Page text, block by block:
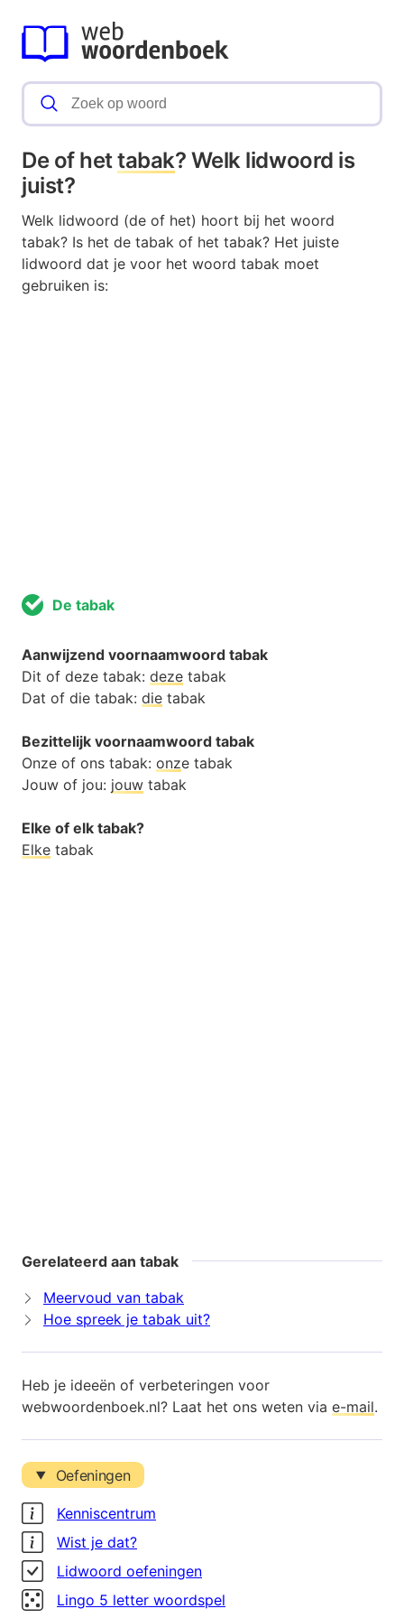
De of hettabak? Welk lidwoord is
juist?
Welk lidwoord (de of het) hoort bij het woord
tabak? Is het de tabak of het tabak? Het juiste
lidwoord dat je voor het woord tabak moet
gebruiken is:
De tabak
Aanwijzend voornaamwoord tabak
Dit of deze tabak: deze tabak
Dat of die tabak: die tabak
Bezittelijk voornaamwoord tabak
Onze of ons tabak: onze tabak
Jouw of jou: jouw tabak
Elke of elk tabak?
Elke tabak
Gerelateerd aan tabak
Meervoud van tabak
Hoe spreek je tabak uit?
Heb je ideeën of verbeteringen voor
webwoordenboek.nl? Laat het ons weten via e-mail.
Oefeningen
Kenniscentrum
Wist je dat?
Lidwoord oefeningen
Lingo 5 letter woordspel